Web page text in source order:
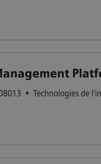
• Technologies de